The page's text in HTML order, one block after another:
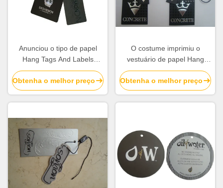
Anunciou o tipo de papel
Hang Tags And Labels
Perforated que da roupa o
vestuário etiqueta imprimir
Obtenha o melhor preço
O costume imprimiu o
vestuário de papel Hang
Tags Matt Lamination Spot
que o nome UV etiqueta
para a roupa
Obtenha o melhor preço